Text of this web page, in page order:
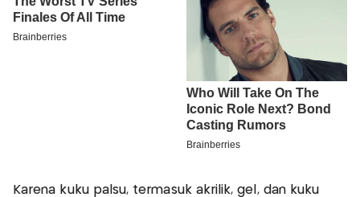
Karena kuku palsu, termasuk akrilik, gel, dan kuku